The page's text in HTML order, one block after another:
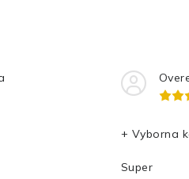
+ Vyborna
Super